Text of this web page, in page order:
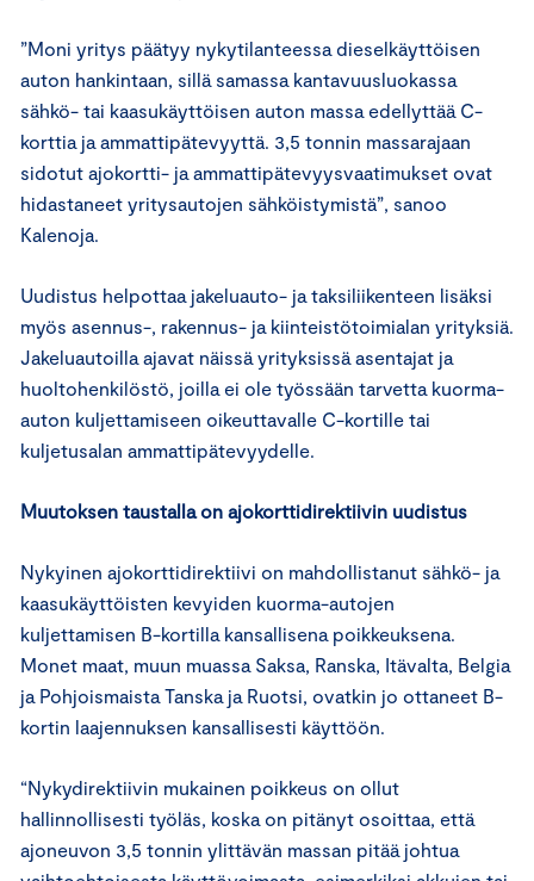
”Moni yritys päätyy nykytilanteessa dieselkäyttöisen
auton hankintaan, sillä samassa kantavuusluokassa
sähkö- tai kaasukäyttöisen auton massa edellyttää C-
korttia ja ammattipätevyyttä. 3,5 tonnin massarajaan
sidotut ajokortti- ja ammattipätevyysvaatimukset ovat
hidastaneet yritysautojen sähköistymistä”, sanoo
Kalenoja.
Uudistus helpottaa jakeluauto- ja taksiliikenteen lisäksi
myös asennus-, rakennus- ja kiinteistötoimialan yrityksiä.
Jakeluautoilla ajavat näissä yrityksissä asentajat ja
huoltohenkilöstö, joilla ei ole työssään tarvetta kuorma-
auton kuljettamiseen oikeuttavalle C-kortille tai
kuljetusalan ammattipätevyydelle.
Muutoksen taustalla on ajokorttidirektiivin uudistus
Nykyinen ajokorttidirektiivi on mahdollistanut sähkö- ja
kaasukäyttöisten kevyiden kuorma-autojen
kuljettamisen B-kortilla kansallisena poikkeuksena.
Monet maat, muun muassa Saksa, Ranska, Itävalta, Belgia
ja Pohjoismaista Tanska ja Ruotsi, ovatkin jo ottaneet B-
kortin laajennuksen kansallisesti käyttöön.
“Nykydirektiivin mukainen poikkeus on ollut
hallinnollisesti työläs, koska on pitänyt osoittaa, että
ajoneuvon 3,5 tonnin ylittävän massan pitää johtua